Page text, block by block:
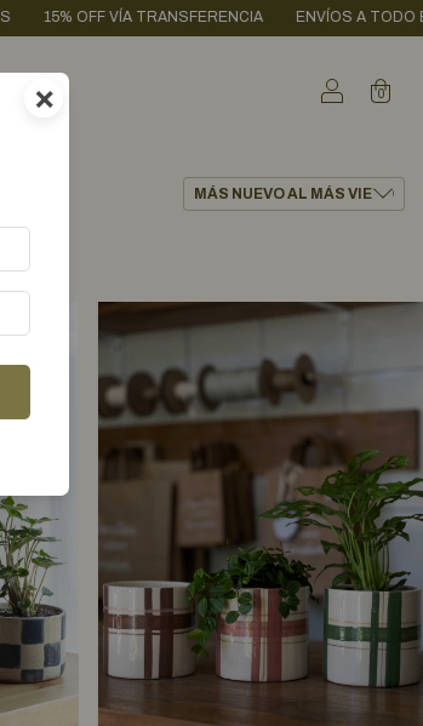
EL PAÍS / CABA GRATIS + $200.000 3 CUOTAS S/
0
×